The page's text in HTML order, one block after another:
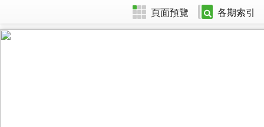
頁面預覽 各期索引